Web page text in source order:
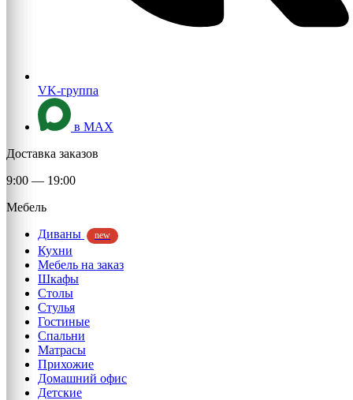
VK-группа
в MAX
Доставка заказов
9:00 — 19:00
Мебель
Диваны
new
Кухни
Мебель на заказ
Шкафы
Столы
Стулья
Гостиные
Спальни
Матрасы
Прихожие
Домашний офис
Детские